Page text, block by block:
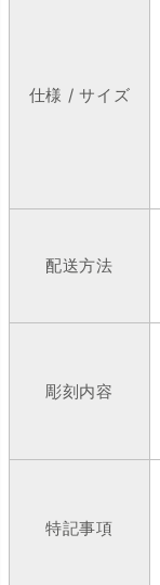
仕様 / サイズ
配送方法
彫刻内容
特記事項